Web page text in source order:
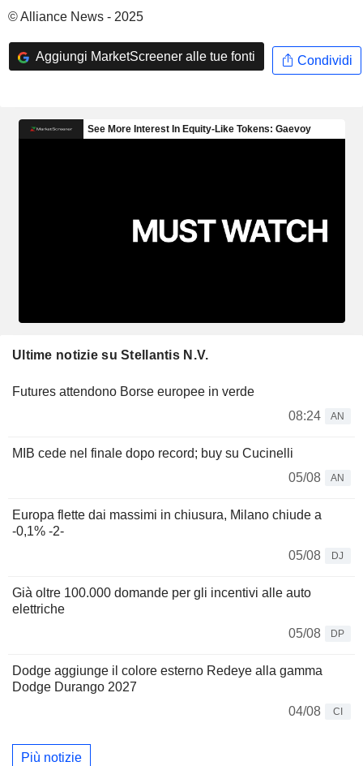
© Alliance News - 2025
Aggiungi MarketScreener alle tue fonti Condividi
Ultime notizie su Stellantis N.V.
Futures attendono Borse europee in verde
08:24
AN
MIB cede nel finale dopo record; buy su Cucinelli
05/08
AN
Europa flette dai massimi in chiusura, Milano chiude a
-0,1% -2-
05/08
DJ
Già oltre 100.000 domande per gli incentivi alle auto
elettriche
05/08
DP
Dodge aggiunge il colore esterno Redeye alla gamma
Dodge Durango 2027
04/08
CI
Più notizie